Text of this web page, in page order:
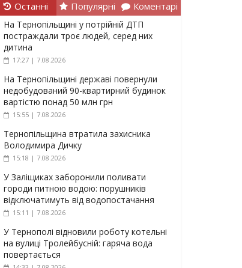
Останні Популярні Коментарі
На Тернопільщині у потрійній ДТП
постраждали троє людей, серед них
дитина
17:27 | 7.08.2026
На Тернопільщині державі повернули
недобудований 90-квартирний будинок
вартістю понад 50 млн грн
15:55 | 7.08.2026
Тернопільщина втратила захисника
Володимира Дичку
15:18 | 7.08.2026
У Заліщиках заборонили поливати
городи питною водою: порушників
відключатимуть від водопостачання
15:11 | 7.08.2026
У Тернополі відновили роботу котельні
на вулиці Тролейбусній: гаряча вода
повертається